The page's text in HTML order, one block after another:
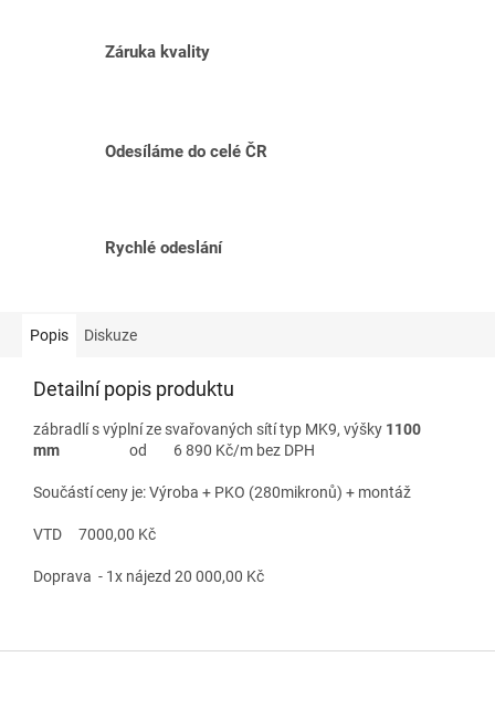
Záruka kvality
Odesíláme do celé ČR
Rychlé odeslání
Popis Diskuze
Detailní popis produktu
zábradlí s výplní ze svařovaných sítí typ MK9, výšky 1100
mm od 6 890 Kč/m bez DPH
Součástí ceny je: Výroba + PKO (280mikronů) + montáž
VTD 7000,00 Kč
Doprava - 1x nájezd 20 000,00 Kč